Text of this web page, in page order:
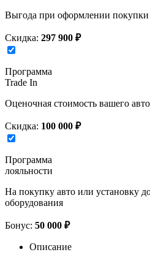
Выгода при оформлении покупки
Скидка: 297 900 ₽
Программа
Trade In
Оценочная стоимость вашего
Скидка: 100 000 ₽
Программа
лояльности
На покупку авто или установку
оборудования
Бонус: 50 000 ₽
Описание